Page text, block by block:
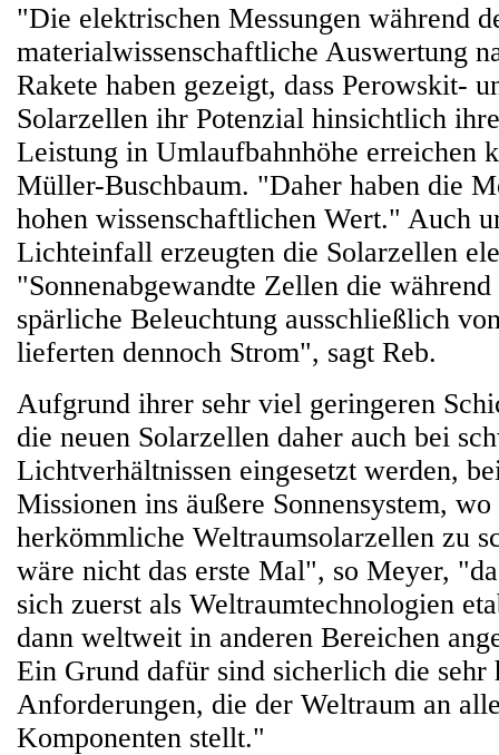
"Die elektrischen Messungen während
materialwissenschaftliche Auswertung
Rakete haben gezeigt, dass Perowskit-
Solarzellen ihr Potenzial hinsichtlich
Leistung in Umlaufbahnhöhe erreichen
Müller-Buschbaum. "Daher haben die
hohen wissenschaftlichen Wert." Auch
Lichteinfall erzeugten die Solarzellen
"Sonnenabgewandte Zellen die während
spärliche Beleuchtung ausschließlich
lieferten dennoch Strom", sagt Reb.
Aufgrund ihrer sehr viel geringeren
die neuen Solarzellen daher auch bei
Lichtverhältnissen eingesetzt werden,
Missionen ins äußere Sonnensystem,
herkömmliche Weltraumsolarzellen zu
wäre nicht das erste Mal", so Meyer,
sich zuerst als Weltraumtechnologien
dann weltweit in anderen Bereichen
Ein Grund dafür sind sicherlich die sehr
Anforderungen, die der Weltraum an
Komponenten stellt."